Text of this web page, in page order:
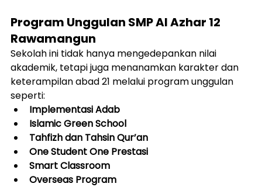
Program Unggulan SMP Al Azhar 12
Rawamangun
Sekolah ini tidak hanya mengedepankan nilai
akademik, tetapi juga menanamkan karakter dan
keterampilan abad 21 melalui program unggulan
seperti:
Implementasi Adab
Islamic Green School
Tahfizh dan Tahsin Qur’an
One Student One Prestasi
Smart Classroom
Overseas Program